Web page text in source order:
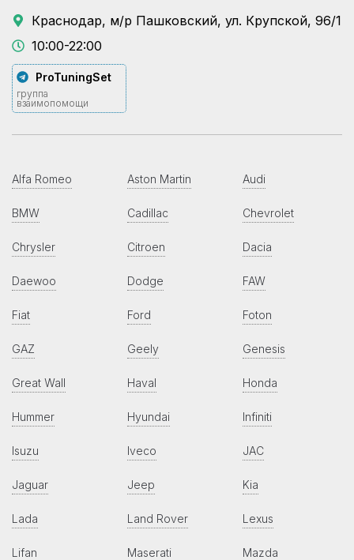
Краснодар, м/р Пашковский, ул. Крупской, 96/1
10:00-22:00
ProTuningSet
группа
взаимопомощи
Alfa Romeo Aston Martin Audi
BMW Cadillac Chevrolet
Chrysler Citroen Dacia
Daewoo Dodge FAW
Fiat Ford Foton
GAZ Geely Genesis
Great Wall Haval Honda
Hummer Hyundai Infiniti
Isuzu Iveco JAC
Jaguar Jeep Kia
Lada Land Rover Lexus
Lifan Maserati Mazda